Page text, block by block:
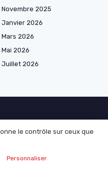
Novembre 2025
Janvier 2026
Mars 2026
Mai 2026
Juillet 2026
le contrôle sur ceux que
Personnaliser